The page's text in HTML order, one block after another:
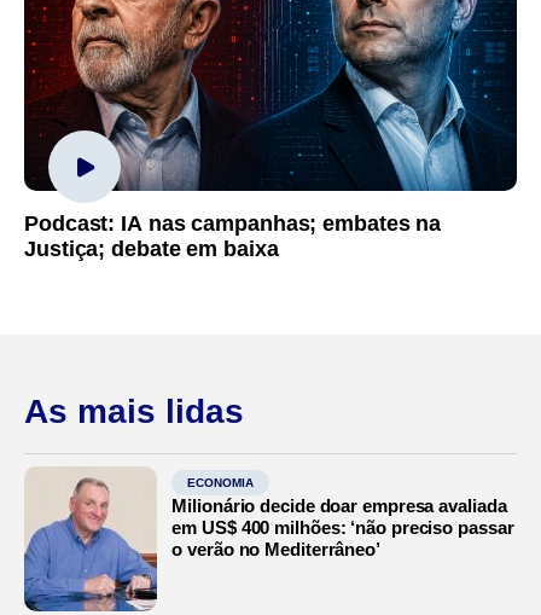
Podcast: IA nas campanhas; embates na
Justiça; debate em baixa
As mais lidas
ECONOMIA
Milionário decide doar empresa avaliada
em US$ 400 milhões: ‘não preciso passar
o verão no Mediterrâneo’